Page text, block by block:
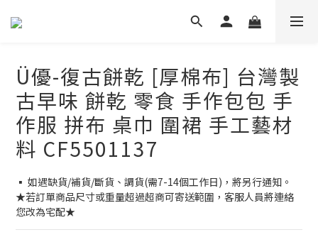
Ü優-復古餅乾 [厚棉布] 台灣製
古早味 餅乾 零食 手作包包 手
作服 拼布 桌巾 圍裙 手工藝材
料 CF5501137
▪ 如遇缺貨/補貨/斷貨、調貨(需7-14個工作日)，將另行通知。
★若訂單商品尺寸或重量超過超商可寄送範圍，客服人員將連絡
您改為宅配★